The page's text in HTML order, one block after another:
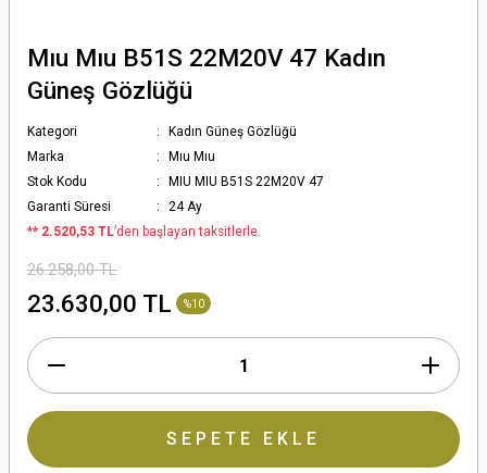
Mıu Mıu B51S 22M20V 47 Kadın
Güneş Gözlüğü
Kategori
Kadın Güneş Gözlüğü
Marka
Mıu Mıu
Stok Kodu
MIU MIU B51S 22M20V 47
Garanti Süresi
24 Ay
** 2.520,53 TL’den başlayan taksitlerle.
26.258,00 TL
23.630,00 TL %10
SEPETE EKLE